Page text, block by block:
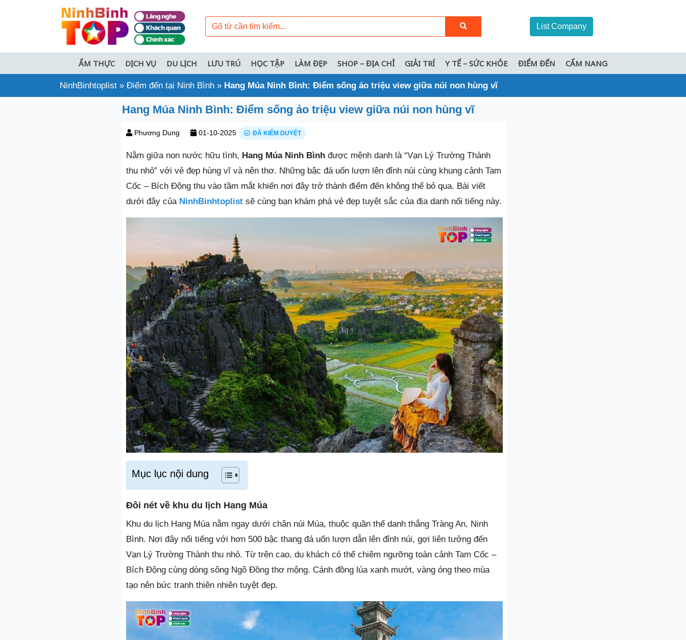
List Company
ẨM THỰC DỊCH VỤ DU LỊCH LƯU TRÚ HỌC TẬP LÀM ĐẸP SHOP – ĐỊA CHỈ GIẢI TRÍ Y TẾ – SỨC KHỎE ĐIỂM ĐẾN CẨM NANG
NinhBinhtoplist » Điểm đến tại Ninh Bình » Hang Múa Ninh Bình: Điểm sống ảo triệu view giữa núi non hùng vĩ
Hang Múa Ninh Bình: Điểm sống ảo triệu view giữa núi non hùng vĩ
Phương Dung 01-10-2025 ĐÃ KIỂM DUYỆT
Nằm giữa non nước hữu tình, Hang Múa Ninh Bình được mệnh danh là “Vạn Lý Trường Thành
thu nhỏ” với vẻ đẹp hùng vĩ và nên thơ. Những bậc đá uốn lượn lên đỉnh núi cùng khung cảnh Tam
Cốc – Bích Động thu vào tầm mắt khiến nơi đây trở thành điểm đến không thể bỏ qua. Bài viết
dưới đây của NinhBinhtoplist sẽ cùng bạn khám phá vẻ đẹp tuyệt sắc của địa danh nổi tiếng này.
Mục lục nội dung
Đôi nét về khu du lịch Hang Múa
Khu du lịch Hang Múa nằm ngay dưới chân núi Múa, thuộc quần thể danh thắng Tràng An, Ninh
Bình. Nơi đây nổi tiếng với hơn 500 bậc thang đá uốn lượn dẫn lên đỉnh núi, gợi liên tưởng đến
Vạn Lý Trường Thành thu nhỏ. Từ trên cao, du khách có thể chiêm ngưỡng toàn cảnh Tam Cốc –
Bích Động cùng dòng sông Ngô Đồng thơ mộng. Cánh đồng lúa xanh mướt, vàng óng theo mùa
tạo nên bức tranh thiên nhiên tuyệt đẹp.